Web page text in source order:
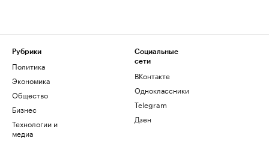
Рубрики
Политика
Экономика
Общество
Бизнес
Технологии и
медиа
Социальные
сети
ВКонтакте
Одноклассники
Telegram
Дзен